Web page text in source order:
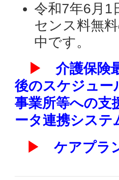
令和7年6月1
センス料無
中です。
▶
介護保険
後のスケジュー
事業所等への支
ータ連携システ
▶
ケアプラ